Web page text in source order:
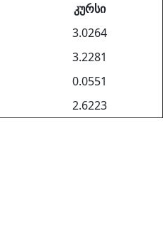
კურსი
3.0264
3.2281
0.0551
2.6223